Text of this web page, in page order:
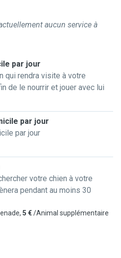
visites à domicile, repas,
de la présence pour que
pendant votre absence.
chaque animal afin qu’il soit
patiente et attentive. J’ai aussi
d’animaux demandant
de soins, ce qui m’a appris à
à chaque situation.
je suis assez flexible au
votre animal.
à la fois d’aider au
et de participer aux soins de
quelques soucis de santé.
tient vraiment à cœur ❤️
compagnon et de prendre
aucun service à
par jour
qui rendra visite à votre
de le nourrir et jouer avec lui
par jour
par jour
votre chien à votre
pendant au moins 30
5 €/Animal supplémentaire